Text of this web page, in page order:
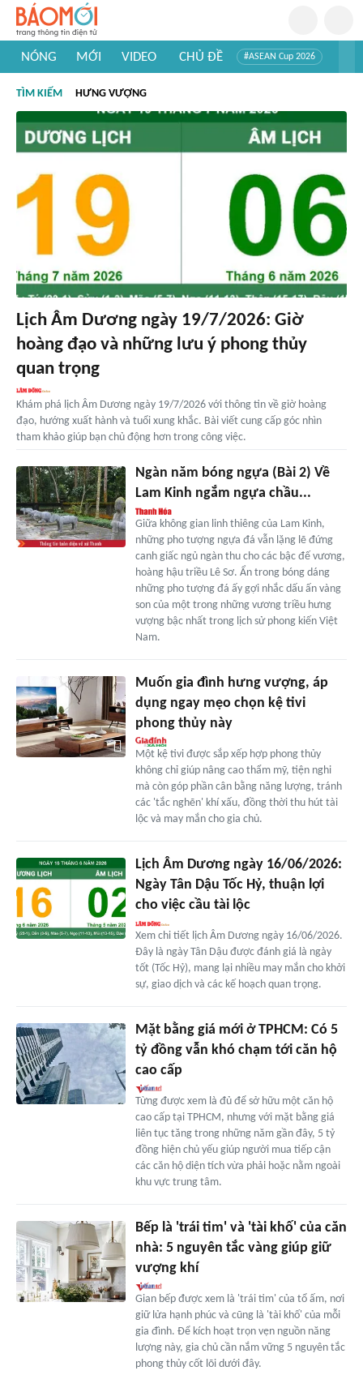
NÓNG MỚI VIDEO CHỦ ĐỀ #ASEAN Cup 2026
#Khám phá thế giới
TÌM KIẾM HƯNG VƯỢNG
Lịch Âm Dương ngày 19/7/2026: Giờ
hoàng đạo và những lưu ý phong thủy
quan trọng
Khám phá lịch Âm Dương ngày 19/7/2026 với thông tin về giờ hoàng
đạo, hướng xuất hành và tuổi xung khắc. Bài viết cung cấp góc nhìn
tham khảo giúp bạn chủ động hơn trong công việc.
Ngàn năm bóng ngựa (Bài 2) Về
Lam Kinh ngắm ngựa chầu...
Giữa không gian linh thiêng của Lam Kinh,
những pho tượng ngựa đá vẫn lặng lẽ đứng
canh giấc ngủ ngàn thu cho các bậc đế vương,
hoàng hậu triều Lê Sơ. Ẩn trong bóng dáng
những pho tượng đá ấy gợi nhắc dấu ấn vàng
son của một trong những vương triều hưng
vượng bậc nhất trong lịch sử phong kiến Việt
Nam.
Muốn gia đình hưng vượng, áp
dụng ngay mẹo chọn kệ tivi
phong thủy này
Một kệ tivi được sắp xếp hợp phong thủy
không chỉ giúp nâng cao thẩm mỹ, tiện nghi
mà còn góp phần cân bằng năng lượng, tránh
các 'tắc nghẽn' khí xấu, đồng thời thu hút tài
lộc và may mắn cho gia chủ.
Lịch Âm Dương ngày 16/06/2026:
Ngày Tân Dậu Tốc Hỷ, thuận lợi
cho việc cầu tài lộc
Xem chi tiết lịch Âm Dương ngày 16/06/2026.
Đây là ngày Tân Dậu được đánh giá là ngày
tốt (Tốc Hỷ), mang lại nhiều may mắn cho khởi
sự, giao dịch và các kế hoạch quan trọng.
Mặt bằng giá mới ở TPHCM: Có 5
tỷ đồng vẫn khó chạm tới căn hộ
cao cấp
Từng được xem là đủ để sở hữu một căn hộ
cao cấp tại TPHCM, nhưng với mặt bằng giá
liên tục tăng trong những năm gần đây, 5 tỷ
đồng hiện chủ yếu giúp người mua tiếp cận
các căn hộ diện tích vừa phải hoặc nằm ngoài
khu vực trung tâm.
Bếp là 'trái tim' và 'tài khố' của căn
nhà: 5 nguyên tắc vàng giúp giữ
vượng khí
Gian bếp được xem là 'trái tim' của tổ ấm, nơi
giữ lửa hạnh phúc và cũng là 'tài khố' của mỗi
gia đình. Để kích hoạt trọn vẹn nguồn năng
lượng này, gia chủ cần nắm vững 5 nguyên tắc
phong thủy cốt lõi dưới đây.